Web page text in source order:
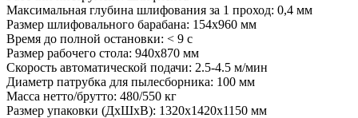
Максимальная глубина шлифования за 1 проход: 0,4 мм
Размер шлифовального барабана: 154х960 мм
Время до полной остановки: < 9 с
Размер рабочего стола: 940х870 мм
Скорость автоматической подачи: 2.5-4.5 м/мин
Диаметр патрубка для пылесборника: 100 мм
Масса нетто/брутто: 480/550 кг
Размер упаковки (ДхШхВ): 1320х1420х1150 мм